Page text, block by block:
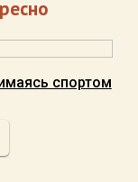
спортом